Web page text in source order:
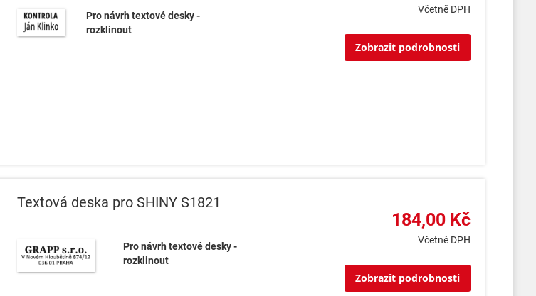
Pro návrh textové desky -
rozklinout
Včetně DPH
Zobrazit podrobnosti
Textová deska pro SHINY S1821
Pro návrh textové desky -
rozklinout
184,00 Kč
Včetně DPH
Zobrazit podrobnosti